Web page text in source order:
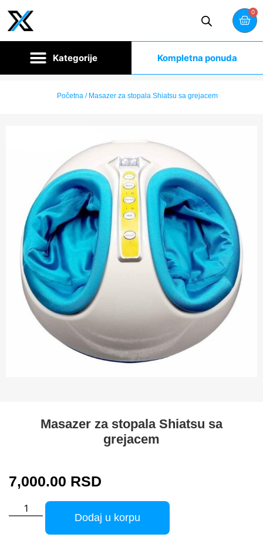
0
Kompletna ponuda
Početna / Masazer za stopala Shiatsu sa grejacem
Masazer za stopala Shiatsu sa
grejacem
7,000.00 RSD
Dodaj u korpu